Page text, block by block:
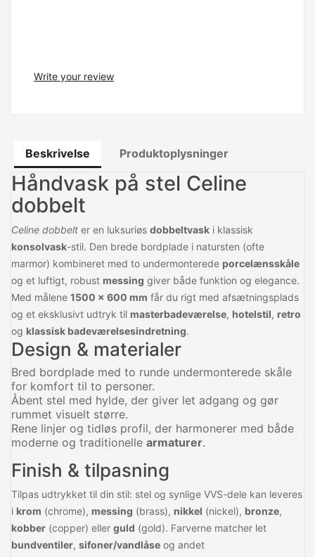
Write your review
Beskrivelse Produktoplysninger
Håndvask på stel Celine
dobbelt
Celine dobbelt er en luksuriøs dobbeltvask i klassisk
konsolvask-stil. Den brede bordplade i natursten (ofte
marmor) kombineret med to undermonterede porcelænsskåle
og et luftigt, robust messing giver både funktion og elegance.
Med målene 1500 × 600 mm får du rigt med afsætningsplads
og et eksklusivt udtryk til masterbadeværelse, hotelstil, retro
og klassisk badeværelsesindretning.
Design & materialer
Bred bordplade med to runde undermonterede skåle
for komfort til to personer.
Åbent stel med hylde, der giver let adgang og gør
rummet visuelt større.
Rene linjer og tidløs profil, der harmonerer med både
moderne og traditionelle armaturer.
Finish & tilpasning
Tilpas udtrykket til din stil: stel og synlige VVS-dele kan leveres
i krom (chrome), messing (brass), nikkel (nickel), bronze,
kobber (copper) eller guld (gold). Farverne matcher let
bundventiler, sifoner/vandlåse og andet